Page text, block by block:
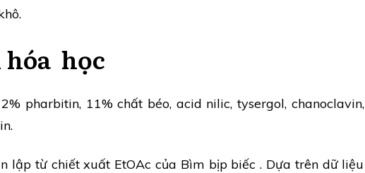
học
pharbitin, 11% chất béo, acid nilic, tysergol, chanoclavin,
lập từ chiết xuất EtOAc của Bìm bịp biếc . Dựa trên dữ liệu